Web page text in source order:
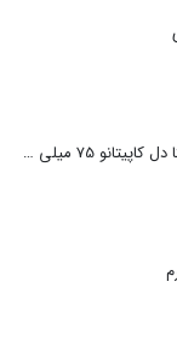
خمیردندان خوشبو کننده دهان پاستا دل کاپیتانو 75 میلی لیتر